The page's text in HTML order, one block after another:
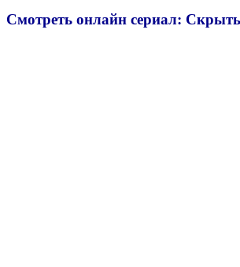
Смотреть онлайн сериал: